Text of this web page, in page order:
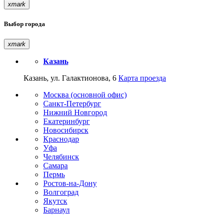
xmark
Выбор города
xmark
Казань
Казань, ул. Галактионова, 6 Карта проезда
Москва (основной офис)
Санкт-Петербург
Нижний Новгород
Екатеринбург
Новосибирск
Краснодар
Уфа
Челябинск
Самара
Пермь
Ростов-на-Дону
Волгоград
Якутск
Барнаул